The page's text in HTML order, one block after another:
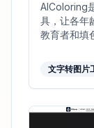
AIColoring
具，让各年
教育者和填
文字转图片